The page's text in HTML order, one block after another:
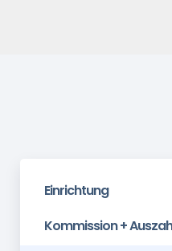
Einrichtung
Kommission +